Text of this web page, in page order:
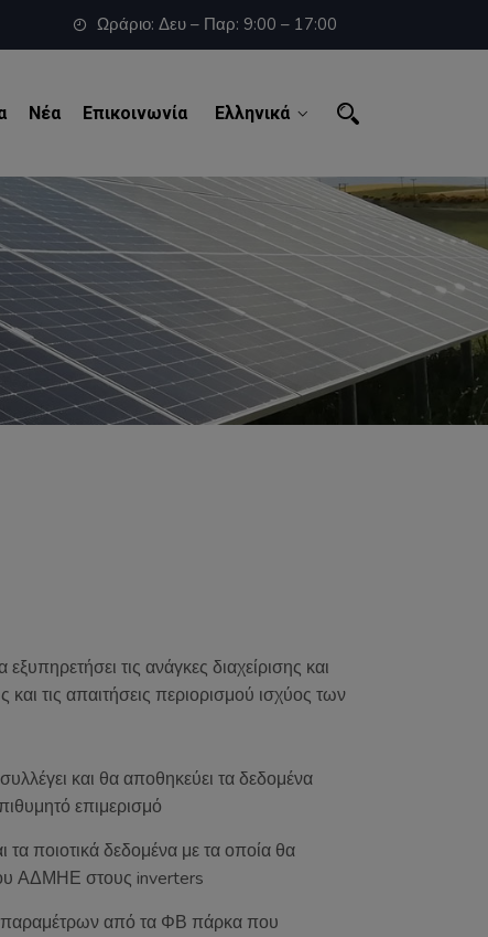
Ωράριο: Δευ – Παρ: 9:00 – 17:00
Νέα Επικοινωνία Ελληνικά
τις ανάγκες διαχείρισης και
τις απαιτήσεις περιορισμού ισχύος των
και θα αποθηκεύει τα δεδομένα
επιμερισμό
ποιοτικά δεδομένα με τα οποία θα
του ΑΔΜΗΕ στους inverters
παραμέτρων από τα ΦΒ πάρκα που